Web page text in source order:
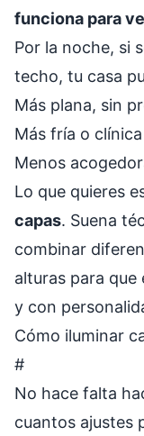
funciona para
Por la noche, si
techo, tu casa
Más plana, sin
Más fría o clínica
Menos
Lo que quieres
capas. Suena
combinar
alturas para que
y con
Cómo iluminar
#
No hace falta
cuantos ajustes